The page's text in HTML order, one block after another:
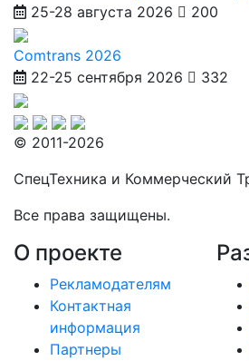
25-28 августа 2026
200
Comtrans 2026
22-25 сентября 2026
332
© 2011-2026
СпецТехника и Коммерческий
Все права защищены.
О проекте
Рекламодателям
Контактная
информация
Партнеры